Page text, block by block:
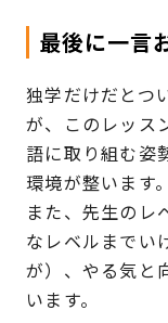
最後に一言
独学だけだとつ
が、このレッス
語に取り組む姿
環境が整います。
また、先生のレ
なレベルまでい
が）、やる気と
います。